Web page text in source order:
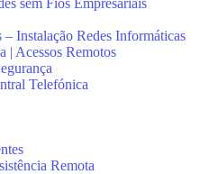
sem Fios Empresariais
Instalação Redes Informáticas
| Acessos Remotos
Telefónica
Remota